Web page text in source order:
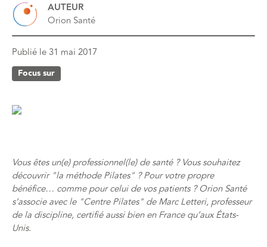
AUTEUR
Orion Santé
Publié le 31 mai 2017
Focus sur
Vous êtes un(e) professionnel(le) de santé ? Vous souhaitez
découvrir "la méthode Pilates" ? Pour votre propre
bénéfice… comme pour celui de vos patients ? Orion Santé
s’associe avec le "Centre Pilates" de Marc Letteri, professeur
de la discipline, certifié aussi bien en France qu’aux États-
Unis.